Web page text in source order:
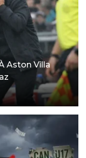
Aston Villa